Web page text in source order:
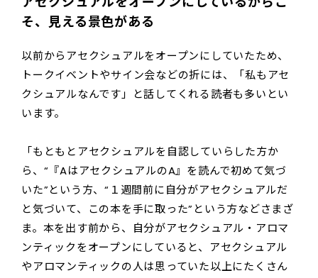
そ、見える景色がある
以前からアセクシュアルをオープンにしていたため、
トークイベントやサイン会などの折には、「私もアセ
クシュアルなんです」と話してくれる読者も多いとい
います。
「もともとアセクシュアルを自認していらした方か
ら、“『AはアセクシュアルのA』を読んで初めて気づ
いた”という方、“１週間前に自分がアセクシュアルだ
と気づいて、この本を手に取った”という方などさまざ
ま。本を出す前から、自分がアセクシュアル・アロマ
ンティックをオープンにしていると、アセクシュアル
やアロマンティックの人は思っていた以上にたくさん